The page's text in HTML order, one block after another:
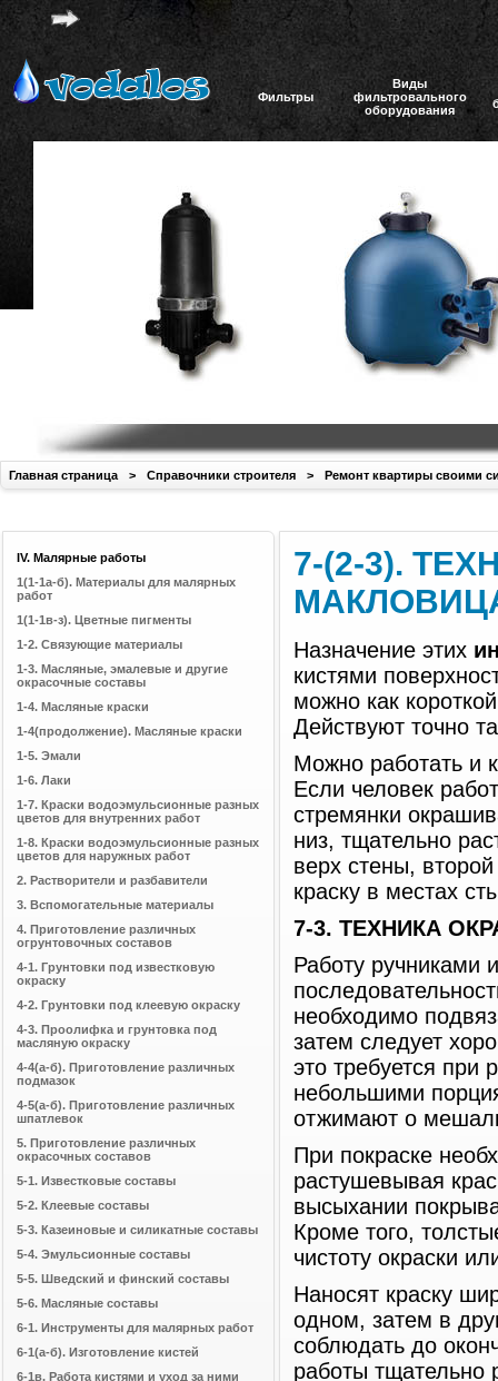
Фильтры
Виды
фильтровального
оборудования
Главная страница > Справочники строителя > Ремонт квартиры своими
7-(2-3).
Назначение этих
кистями
можно как
Действуют точно
Можно работать и
Если человек
стремянки
низ, тщательно
верх стены,
краску в местах
7-3. ТЕХНИКА
Работу
необходимо
затем следует
это требуется при
небольшими
отжимают о
При покраске
растушевывая
высыхании
Кроме того,
чистоту окраски
Наносят краску
одном, затем в
соблюдать до
работы тщательно
IV. Малярные работы
1(1-1а-б). Материалы для малярных
работ
1(1-1в-з). Цветные пигменты
1-2. Связующие материалы
1-3. Масляные, эмалевые и другие
окрасочные составы
1-4. Масляные краски
1-4(продолжение). Масляные краски
1-5. Эмали
1-6. Лаки
1-7. Краски водоэмульсионные разных
цветов для внутренних работ
1-8. Краски водоэмульсионные разных
цветов для наружных работ
2. Растворители и разбавители
3. Вспомогательные материалы
4. Приготовление различных
огрунтовочных составов
4-1. Грунтовки под известковую
окраску
4-2. Грунтовки под клеевую окраску
4-3. Проолифка и грунтовка под
масляную окраску
4-4(а-б). Приготовление различных
подмазок
4-5(а-б). Приготовление различных
шпатлевок
5. Приготовление различных
окрасочных составов
5-1. Известковые составы
5-2. Клеевые составы
5-3. Казеиновые и силикатные составы
5-4. Эмульсионные составы
5-5. Шведский и финский составы
5-6. Масляные составы
6-1. Инструменты для малярных работ
6-1(а-б). Изготовление кистей
6-1в. Работа кистями и уход за ними